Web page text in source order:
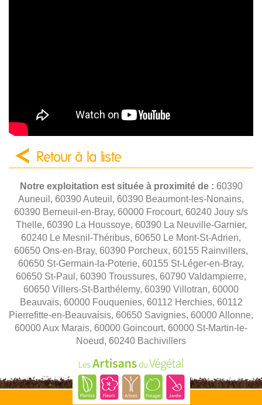
Retour à la liste
Notre exploitation est située à proximité de : 60390
Auneuil, 60390 Auteuil, 60390 Beaumont-les-Nonains,
60390 Berneuil-en-Bray, 60000 Frocourt, 60240 Jouy s/s
Thelle, 60390 La Houssoye, 60390 La Neuville-Garnier,
60240 Le Mesnil-Théribus, 60650 Le Mont-St-Adrien,
60650 Ons-en-Bray, 60390 Porcheux, 60155 Rainvillers,
60650 St-Germain-la-Poterie, 60155 St-Léger-en-Bray,
60650 St-Paul, 60390 Troussures, 60790 Valdampierre,
60650 Villers-St-Barthélemy, 60390 Villotran, 60000
Beauvais, 60000 Fouquenies, 60112 Herchies, 60112
Pierrefitte-en-Beauvaisis, 60650 Savignies, 60000 Allonne,
60000 Aux Marais, 60000 Goincourt, 60000 St-Martin-le-
Noeud, 60240 Bachivillers